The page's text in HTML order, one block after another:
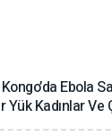
Ebola
Yük Kadınlar